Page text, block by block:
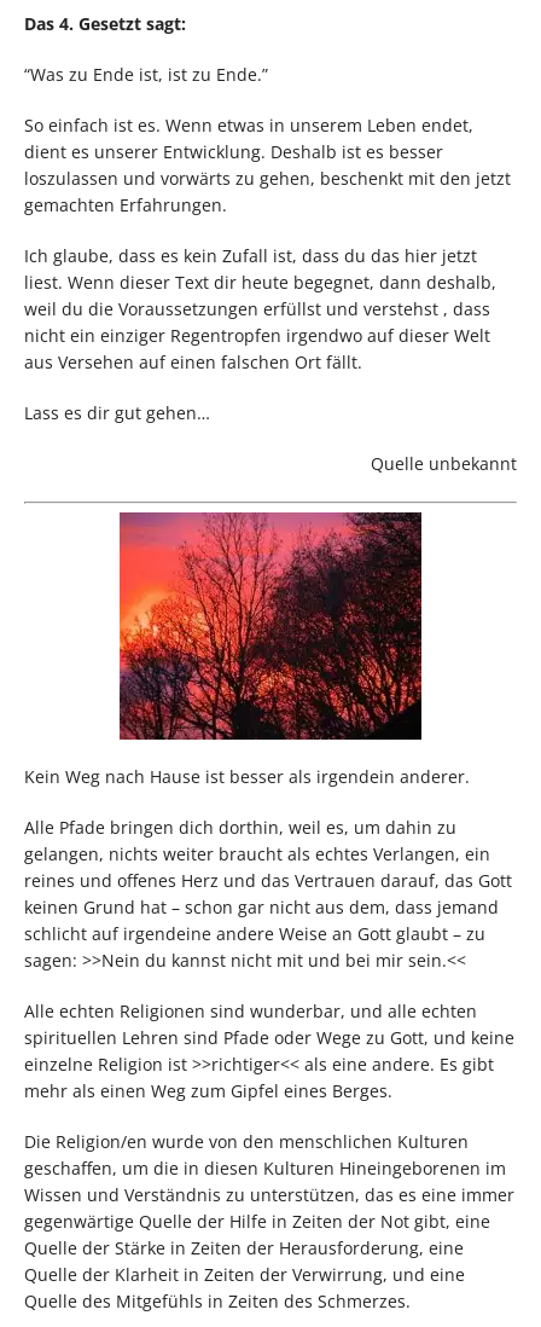
Das 4. Gesetzt sagt:
“Was zu Ende ist, ist zu Ende.”
So einfach ist es. Wenn etwas in unserem Leben endet,
dient es unserer Entwicklung. Deshalb ist es besser
loszulassen und vorwärts zu gehen, beschenkt mit den jetzt
gemachten Erfahrungen.
Ich glaube, dass es kein Zufall ist, dass du das hier jetzt
liest. Wenn dieser Text dir heute begegnet, dann deshalb,
weil du die Voraussetzungen erfüllst und verstehst , dass
nicht ein einziger Regentropfen irgendwo auf dieser Welt
aus Versehen auf einen falschen Ort fällt.
Lass es dir gut gehen…
Quelle unbekannt
Kein Weg nach Hause ist besser als irgendein anderer.
Alle Pfade bringen dich dorthin, weil es, um dahin zu
gelangen, nichts weiter braucht als echtes Verlangen, ein
reines und offenes Herz und das Vertrauen darauf, das Gott
keinen Grund hat – schon gar nicht aus dem, dass jemand
schlicht auf irgendeine andere Weise an Gott glaubt – zu
sagen: >>Nein du kannst nicht mit und bei mir sein.<<
Alle echten Religionen sind wunderbar, und alle echten
spirituellen Lehren sind Pfade oder Wege zu Gott, und keine
einzelne Religion ist >>richtiger<< als eine andere. Es gibt
mehr als einen Weg zum Gipfel eines Berges.
Die Religion/en wurde von den menschlichen Kulturen
geschaffen, um die in diesen Kulturen Hineingeborenen im
Wissen und Verständnis zu unterstützen, das es eine immer
gegenwärtige Quelle der Hilfe in Zeiten der Not gibt, eine
Quelle der Stärke in Zeiten der Herausforderung, eine
Quelle der Klarheit in Zeiten der Verwirrung, und eine
Quelle des Mitgefühls in Zeiten des Schmerzes.